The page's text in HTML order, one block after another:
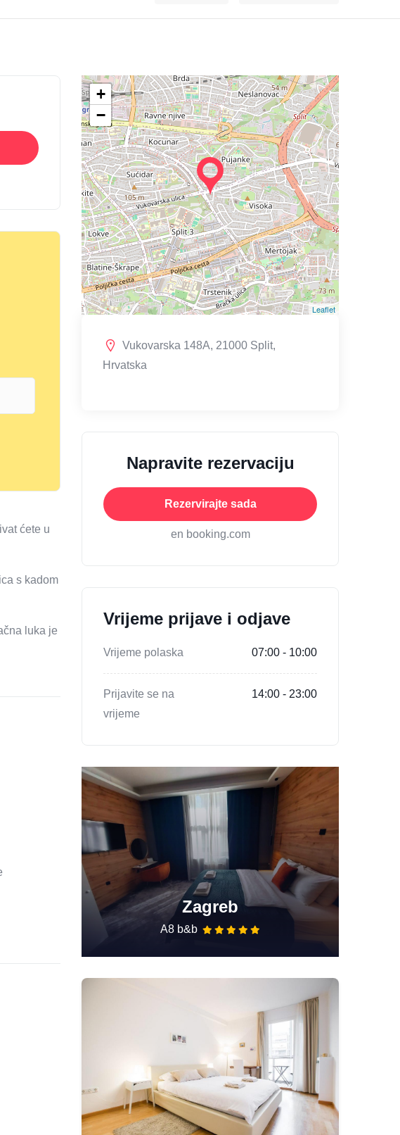
ćete u
s kadom
luka je
+
−
Leaflet
Vukovarska 148A, 21000 Split,
Hrvatska
Napravite rezervaciju
Rezervirajte sada
en booking.com
Vrijeme prijave i odjave
Vrijeme polaska 07:00 - 10:00
Prijavite se na
vrijeme
14:00 - 23:00
Zagreb
A8 b&b